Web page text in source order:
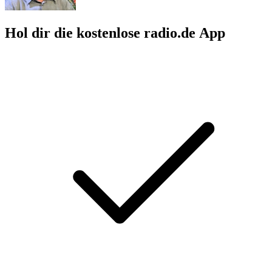
Hol dir die kostenlose radio.de App